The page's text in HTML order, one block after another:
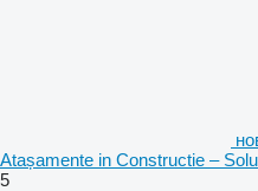
Atașamente in Constructie –
5